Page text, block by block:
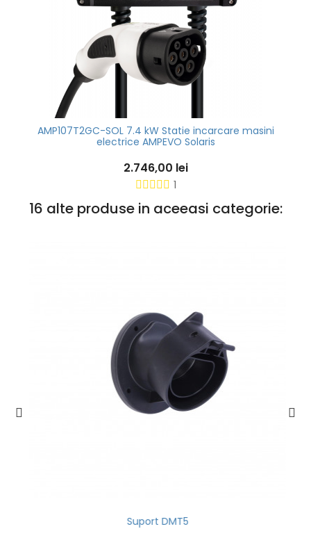
AMP107T2GC-SOL 7.4 kW Statie incarcare masini
electrice AMPEVO Solaris
2.746,00 lei
1
16 alte produse in aceeasi categorie:
Suport DMT5